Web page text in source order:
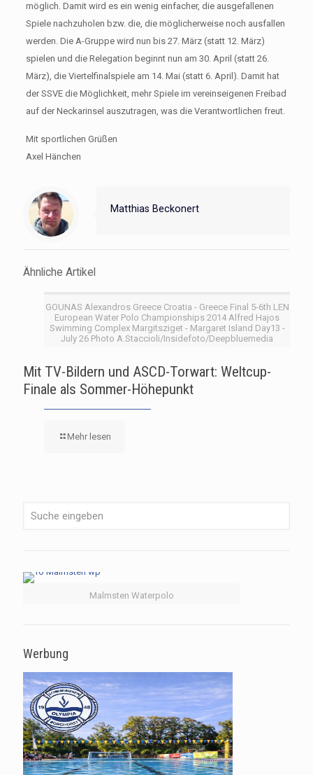
möglich. Damit wird es ein wenig einfacher, die ausgefallenen
Spiele nachzuholen bzw. die, die möglicherweise noch ausfallen
werden. Die A-Gruppe wird nun bis 27. März (statt 12. März)
spielen und die Relegation beginnt nun am 30. April (statt 26.
März), die Viertelfinalspiele am 14. Mai (statt 6. April). Damit hat
der SSVE die Möglichkeit, mehr Spiele im vereinseigenen Freibad
auf der Neckarinsel auszutragen, was die Verantwortlichen freut.
Mit sportlichen Grüßen
Axel Hänchen
Matthias Beckonert
Ähnliche Artikel
GOUNAS Alexandros Greece Croatia - Greece Final 5-6th LEN
European Water Polo Championships 2014 Alfred Hajos
Swimming Complex Margitsziget - Margaret Island Day13 -
July 26 Photo A.Staccioli/Insidefoto/Deepbluemedia
Mit TV-Bildern und ASCD-Torwart: Weltcup-
Finale als Sommer-Höhepunkt
Mehr lesen
Malmsten Waterpolo
Werbung